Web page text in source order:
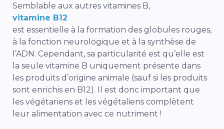
Semblable aux autres vitamines B,
vitamine B12
est essentielle à la formation des globules rouges,
à la fonction neurologique et à la synthèse de
l’ADN. Cependant, sa particularité est qu’elle est
la seule vitamine B uniquement présente dans
les produits d’origine animale (sauf si les produits
sont enrichis en B12). Il est donc important que
les végétariens et les végétaliens complètent
leur alimentation avec ce nutriment !